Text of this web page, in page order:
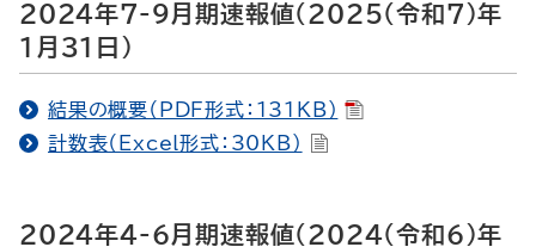
2024年7-9月期速報値（2025（令和7）年
1月31日）
結果の概要（PDF形式：131KB）
計数表（Excel形式：30KB）
2024年4-6月期速報値（2024（令和6）年